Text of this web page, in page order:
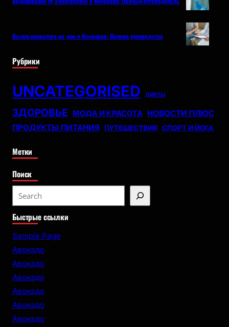
Вызов нарколога на дом в Кемерово: Полное руководство
Рубрики
UNCATEGORISED ДИЕТЫ
ЗДОРОВЬЕ МОДА И КРАСОТА НОВОСТИ ПЛЮС
ПРОДУКТЫ ПИТАНИЯ
ПУТЕШЕСТВИЯ СПОРТ И ЙОГА
Метки
Поиск
e
a
r
Быстрые ссылки
Sample Page
Авокадо
Авокадо
Авокадо
Авокадо
Авокадо
Авокадо